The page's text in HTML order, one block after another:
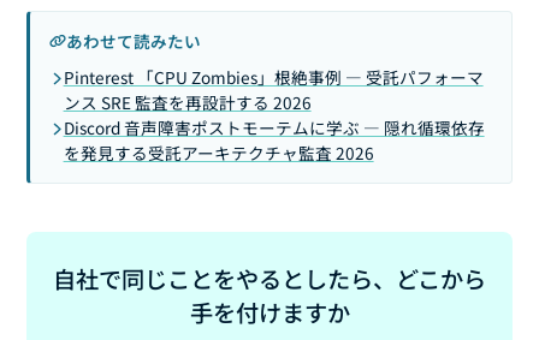
あわせて読みたい
Pinterest 「CPU Zombies」根絶事例 — 受託パフォーマ
ンス SRE 監査を再設計する 2026
Discord 音声障害ポストモーテムに学ぶ — 隠れ循環依存
を発見する受託アーキテクチャ監査 2026
自社で同じことをやるとしたら、どこから
手を付けますか